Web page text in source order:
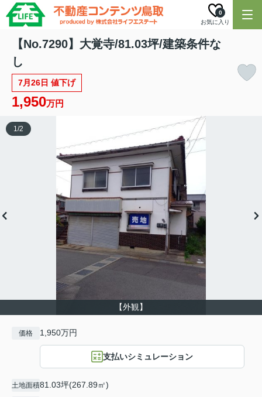
お気に入り
0
【No.7290】大覚寺/81.03坪/建築条件な
し
7月26日 値下げ
1,950万円
【外観】
1/2
価格 1,950万円
支払いシミュレーション
土地面積81.03坪(267.89㎡)